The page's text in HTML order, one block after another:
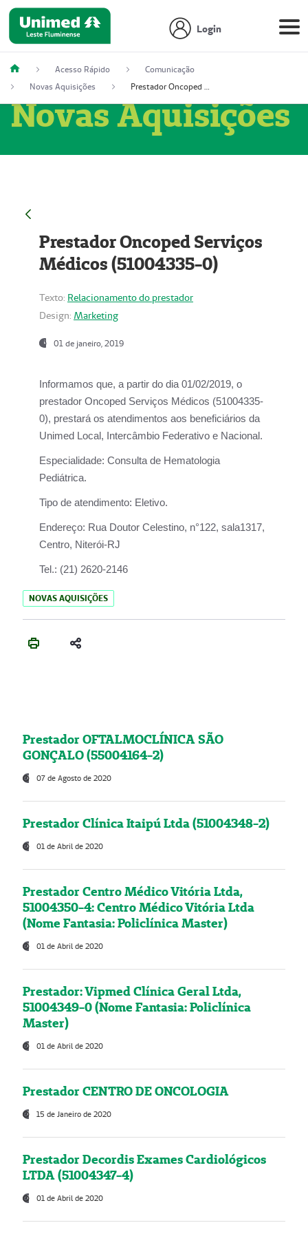
Login
Acesso Rápido
Comunicação
Novas Aquisições
Prestador Oncoped Serviços Médicos (51004335-0)
Novas Aquisições
Prestador Oncoped Serviços
Médicos (51004335-0)
Texto: Relacionamento do prestador
Design: Marketing
01 de janeiro, 2019
Informamos que, a partir do dia 01/02/2019, o
prestador Oncoped Serviços Médicos (51004335-
0), prestará os atendimentos aos beneficiários da
Unimed Local, Intercâmbio Federativo e Nacional.
Especialidade: Consulta de Hematologia
Pediátrica.
Tipo de atendimento: Eletivo.
Endereço: Rua Doutor Celestino, n°122, sala1317,
Centro, Niterói-RJ
Tel.: (21) 2620-2146
NOVAS AQUISIÇÕES
Prestador OFTALMOCLÍNICA SÃO
GONÇALO (55004164-2)
07 de Agosto de 2020
Prestador Clínica Itaipú Ltda (51004348-2)
01 de Abril de 2020
Prestador Centro Médico Vitória Ltda,
51004350-4: Centro Médico Vitória Ltda
(Nome Fantasia: Policlínica Master)
01 de Abril de 2020
Prestador: Vipmed Clínica Geral Ltda,
51004349-0 (Nome Fantasia: Policlínica
Master)
01 de Abril de 2020
Prestador CENTRO DE ONCOLOGIA
15 de Janeiro de 2020
Prestador Decordis Exames Cardiológicos
LTDA (51004347-4)
01 de Abril de 2020